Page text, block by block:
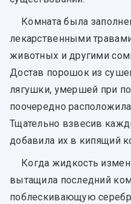
Комната была
лекарственными
животных и другими
Достав порошок из
лягушки, умершей при
поочередно
Тщательно взвесив
добавила их в кипящий
Когда жидкость
вытащила последний
поблескивающую